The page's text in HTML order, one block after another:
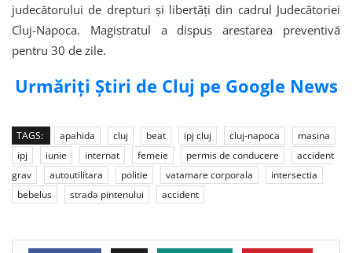
judecătorului de drepturi și libertăți din cadrul Judecătoriei
Cluj-Napoca. Magistratul a dispus arestarea preventivă
pentru 30 de zile.
Urmăriți Știri de Cluj pe Google News
TAGS: apahida cluj beat ipj cluj cluj-napoca
masina
ipj
iunie internat femeie permis de conducere
accident
grav
autoutilitara politie vatamare corporala
intersectia
bebelus
strada pintenului accident